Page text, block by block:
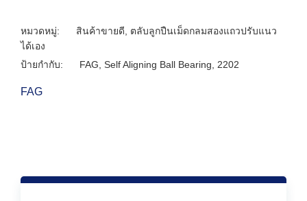
หมวดหมู่: สินค้าขายดี
ตลับลูกปืนเม็ดกลมสองแถวปรับแนว
ได้เอง
ป้ายกำกับ:
FAG Self Aligning Ball Bearing 2202
FAG